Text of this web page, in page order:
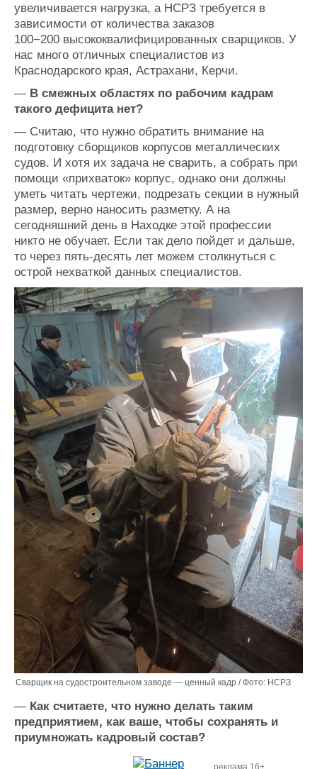
увеличивается нагрузка, а НСРЗ требуется в
зависимости от количества заказов
100−200 высококвалифицированных сварщиков. У
нас много отличных специалистов из
Краснодарского края, Астрахани, Керчи.
— В смежных областях по рабочим кадрам
такого дефицита нет?
— Считаю, что нужно обратить внимание на
подготовку сборщиков корпусов металлических
судов. И хотя их задача не сварить, а собрать при
помощи «прихваток» корпус, однако они должны
уметь читать чертежи, подрезать секции в нужный
размер, верно наносить разметку. А на
сегодняшний день в Находке этой профессии
никто не обучает. Если так дело пойдет и дальше,
то через пять-десять лет можем столкнуться с
острой нехваткой данных специалистов.
Сварщик на судостроительном заводе — ценный кадр / Фото: НСРЗ
— Как считаете, что нужно делать таким
предприятием, как ваше, чтобы сохранять и
приумножать кадровый состав?
реклама 16+